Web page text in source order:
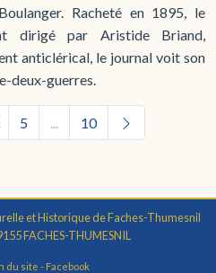
Racheté en 1895, le
dirigé par Aristide Briand,
anticlérical, le journal voit son
deux-guerres.
5 10
et Historique de Faches-Thumesnil
FACHES-THUMESNIL
du site - Facebook